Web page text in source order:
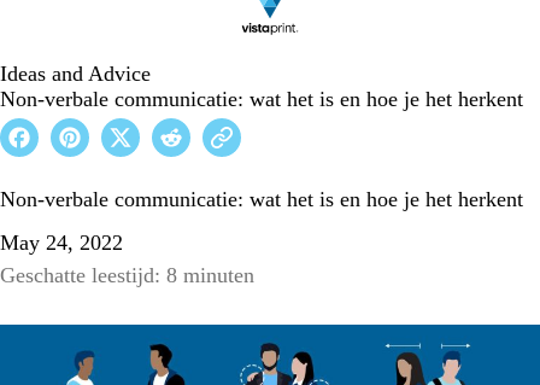
Ideas and Advice
Non-verbale communicatie: wat het is en hoe je het herkent
Non-verbale communicatie: wat het is en hoe je het herkent
May 24, 2022
Geschatte leestijd: 8 minuten